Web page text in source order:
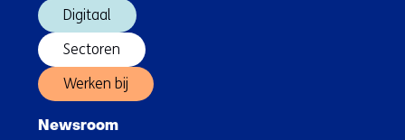
Digitaal
Sectoren
Werken bij
Newsroom